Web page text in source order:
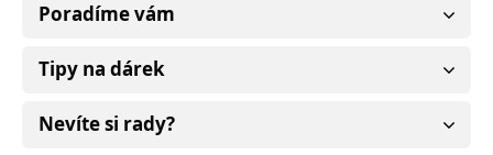
Poradíme vám
Tipy na dárek
Nevíte si rady?